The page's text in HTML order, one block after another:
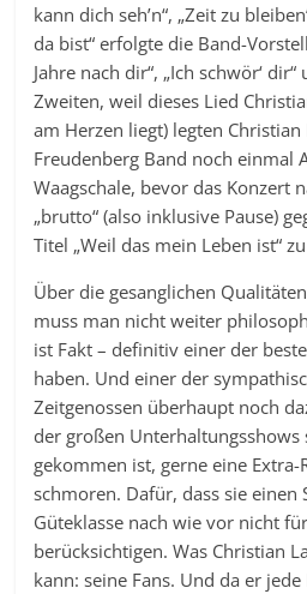
kann dich seh’n“, „Zeit zu
da bist“ erfolgte die Band-
Jahre nach dir“, „Ich schwör‘ dir“
Zweiten, weil dieses Lied
am Herzen liegt) legten
Freudenberg Band noch einmal
Waagschale, bevor das Konzert
„brutto“ (also inklusive Pause)
Titel „Weil das mein Leben ist“
Über die gesanglichen
muss man nicht weiter
ist Fakt – definitiv einer der
haben. Und einer der
Zeitgenossen überhaupt noch
der großen Unterhaltungsshows
gekommen ist, gerne eine
schmoren. Dafür, dass sie einen
Güteklasse nach wie vor nicht
berücksichtigen. Was Christian
kann: seine Fans. Und da er jede